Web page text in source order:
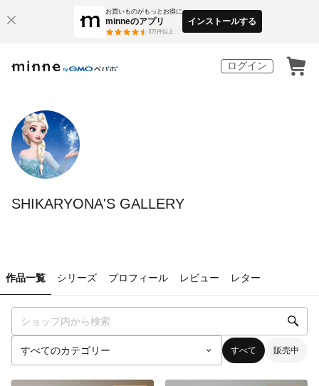
お買いものがもっとお得に
minneのアプリ
3万件以上
インストールする
ログイン
SHIKARYONA'S GALLERY
作品一覧 シリーズ プロフィール レビュー レター
すべて 販売中